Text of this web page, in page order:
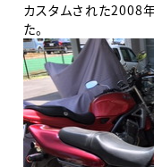
カスタムされた2008
た。